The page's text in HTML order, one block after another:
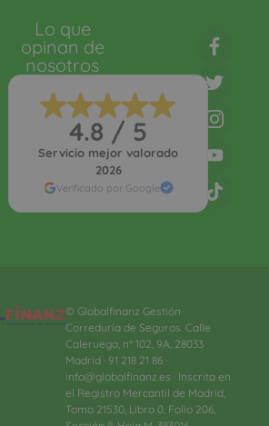
Lo que
opinan de
nosotros
4.8 / 5
Servicio mejor valorado
2026
Verificado por Google
© Globalfinanz Gestión
Correduría de Seguros. Calle
Caleruega, nº 102, 9A, 28033
Madrid · 91 218 21 86 ·
info@globalfinanz.es · Inscrita en
el Registro Mercantil de Madrid,
Tomo 21530, Libro 0, Folio 206,